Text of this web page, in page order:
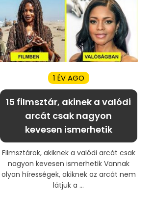
1 ÉV AGO
15 filmsztár, akinek a valódi
arcát csak nagyon
kevesen ismerhetik
Filmsztárok, akiknek a valódi arcát csak
nagyon kevesen ismerhetik Vannak
olyan hírességek, akiknek az arcát nem
látjuk a ...